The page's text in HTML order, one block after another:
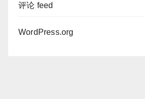
评论 feed
WordPress.org